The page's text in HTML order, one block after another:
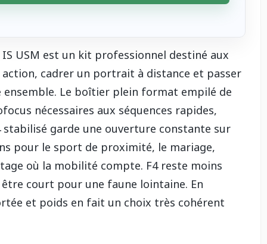
IS USM est un kit professionnel destiné aux
cadrer un portrait à distance et passer
ensemble. Le boîtier plein format empilé de
nécessaires aux séquences rapides,
garde une ouverture constante sur
pour le sport de proximité, le mariage,
où la mobilité compte. F4 reste moins
court pour une faune lointaine. En
et poids en fait un choix très cohérent